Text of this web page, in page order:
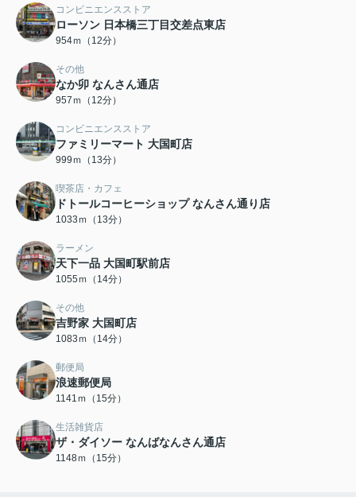
コンビニエンスストア
ローソン 日本橋三丁目交差点東店
954ｍ（12分）
その他
なか卯 なんさん通店
957ｍ（12分）
コンビニエンスストア
ファミリーマート 大国町店
999ｍ（13分）
喫茶店・カフェ
ドトールコーヒーショップ なんさん通り店
1033ｍ（13分）
ラーメン
天下一品 大国町駅前店
1055ｍ（14分）
その他
吉野家 大国町店
1083ｍ（14分）
郵便局
浪速郵便局
1141ｍ（15分）
生活雑貨店
ザ・ダイソー なんばなんさん通店
1148ｍ（15分）